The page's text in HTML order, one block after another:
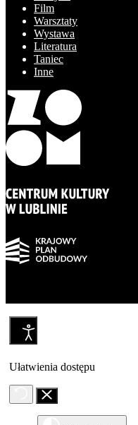
Film
Warsztaty
Wystawa
Literatura
Taniec
Inne
Ułatwienia dostępu